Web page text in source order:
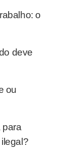
o
deve
ou
para